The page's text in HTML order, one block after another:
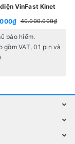
lại trong thành phố
VinFast Kinet
40.000.000₫
bảo hiểm.
gồm VAT, 01 pin và